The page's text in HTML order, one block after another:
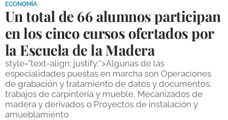
DEPORTES
COMPETICIONES
DEPORTE BASE
OPINIÓN
VENTANA CIUDADANA
ECONOMÍA
Un total de 66 alumnos participan
en los cinco cursos ofertados por
la Escuela de la Madera
style="text-align: justify;">Algunas de las
especialidades puestas en marcha son Operaciones
de grabación y tratamiento de datos y documentos;
trabajos de carpintería y mueble, Mecanizados de
madera y derivados o Proyectos de instalación y
amueblamiento